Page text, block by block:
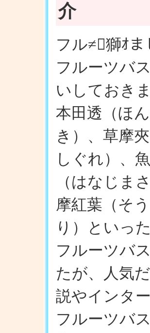
介
フル≠獅ｵま
フルーツバ
いしておき
本田透（ほ
き）、草摩
しぐれ）、
（はなじま
摩紅葉（そ
り）といっ
フルーツバ
たが、人気
説やインタ
フルーツバ